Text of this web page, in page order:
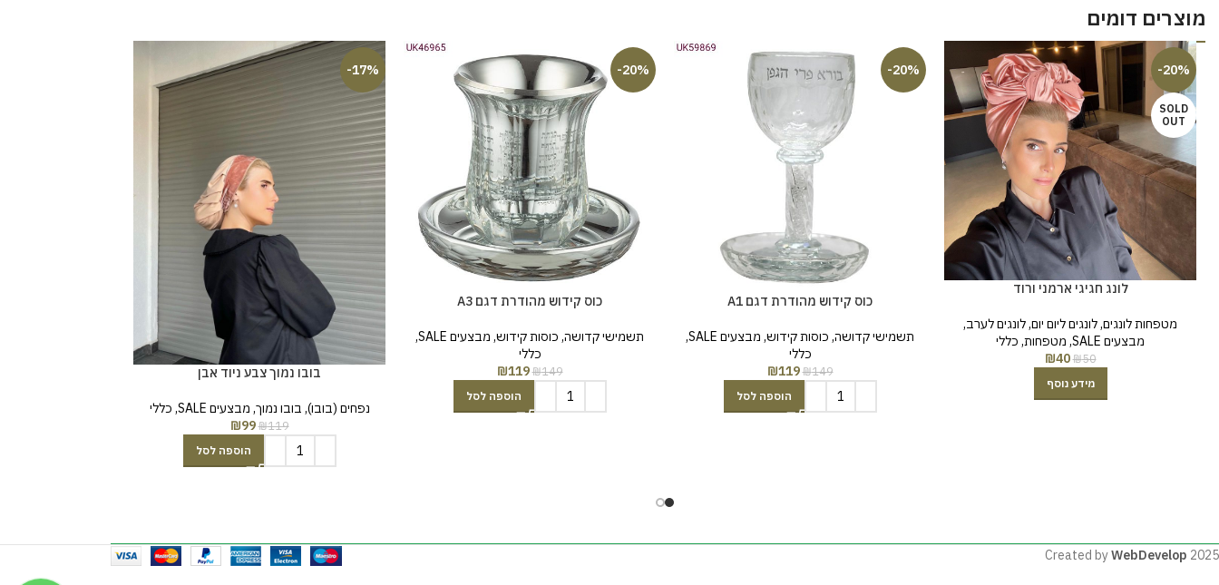
מוצרים דומים
-20%
SOLD
OUT
לונג חגיגי ארמני ורוד
מטפחות לונגים,לונגים ליום יום,לונגים לערב,
מבצעים SALE
, מטפחות, כללי
₪50
₪40
מידע נוסף
-20%
כוס קידוש מהודרת דגם A1
תשמישי קדושה, כוסות קידוש, מבצעים SALE
,
כללי
₪149
₪119
הוספה לסל
-20%
כוס קידוש מהודרת דגם A3
תשמישי קדושה, כוסות קידוש, מבצעים SALE
,
כללי
₪149
₪119
הוספה לסל
-17%
בובו נמוך צבע ניוד אבן
נפחים (בובו), בובו נמוך, מבצעים SALE , כללי
₪119
₪99
הוספה לסל
Created byWebDevelop 2025